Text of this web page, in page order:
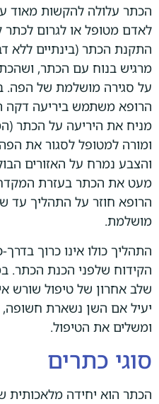
הכתר עלולה להקשות מאוד
לאדם מטופל או לגרום לכתר
התקנת הכתר (בינתיים ללא
מרגיש בנוח עם הכתר,
על סגירה מושלמת של הפה.
הרופא משתמש ביריעה דקה
מניח את היריעה על הכתר
ומורה למטופל לסגור את
והצבע נמרח על האזורים
מעט את הכתר בעזרת
הרופא חוזר על התהליך
מושלמת.
התהליך כולו אינו כרוך
הקידוח שלפני הכנת הכתר.
שלב אחרון של טיפול שורש
יעיל אם השן נשארת
ומשלים את הטיפול.
סוגי כתרים
הכתר הוא יחידה מלאכותית